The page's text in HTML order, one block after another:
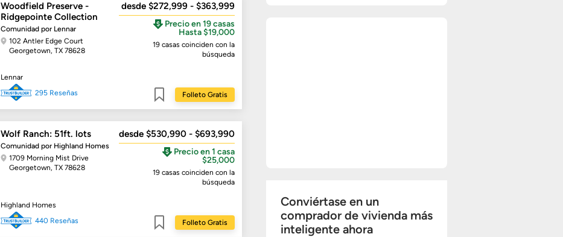
Woodfield Preserve -
Ridgepointe Collection
Comunidad por Lennar
102 Antler Edge Court
Georgetown, TX 78628
Lennar
295 Reseñas
desde $272,999 - $363,999
Precio en 19 casas
Hasta $19,000
19 casascoinciden con la
búsqueda
Folleto Gratis
Wolf Ranch: 51ft. lots
Comunidad por Highland Homes
1709 Morning Mist Drive
Georgetown, TX 78628
Highland Homes
440 Reseñas
desde $530,990 - $693,990
Precio en 1 casa
$25,000
19 casascoinciden con la
búsqueda
Folleto Gratis
Conviértase en un
comprador de vivienda más
inteligente ahora